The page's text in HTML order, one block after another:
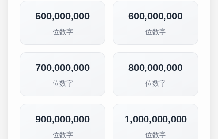
500,000,000
位数字
600,000,000
位数字
700,000,000
位数字
800,000,000
位数字
900,000,000
位数字
1,000,000,000
位数字